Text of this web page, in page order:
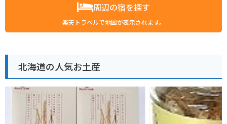
周辺の宿を探す
楽天トラベルで地図が表示されます。
北海道の人気お土産